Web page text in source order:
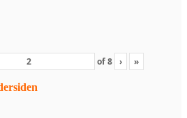
of8 › »